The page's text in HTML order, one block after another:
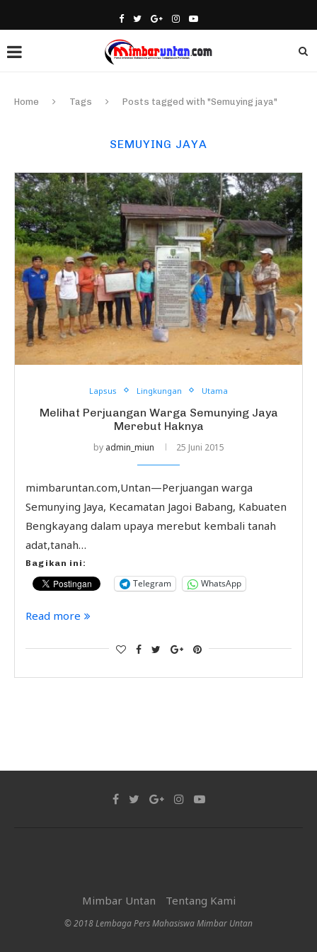
Home Tags Posts tagged with "Semuying jaya"
SEMUYING JAYA
Lapsus Lingkungan Utama
Melihat Perjuangan Warga Semunying Jaya
Merebut Haknya
by admin_miun 25 Juni 2015
mimbaruntan.com,Untan—Perjuangan warga
Semunying Jaya, Kecamatan Jagoi Babang, Kabuaten
Bengkayang dalam upaya merebut kembali tanah
adat,tanah…
Bagikan ini:
Telegram WhatsApp
Read more
Mimbar Untan Tentang Kami
© 2018 Lembaga Pers Mahasiswa Mimbar Untan